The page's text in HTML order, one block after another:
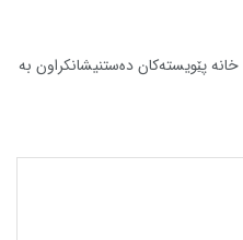
خانە پێویستەکان دەستنیشانکراون بە